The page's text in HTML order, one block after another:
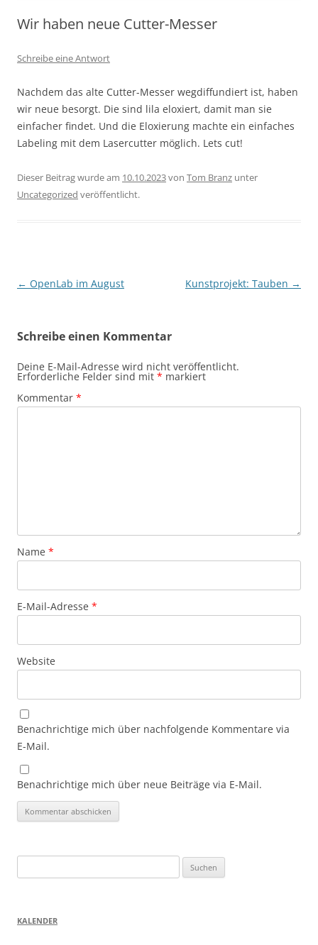
Wir haben neue Cutter-Messer
Schreibe eine Antwort
Nachdem das alte Cutter-Messer wegdiffundiert ist, haben
wir neue besorgt. Die sind lila eloxiert, damit man sie
einfacher findet. Und die Eloxierung machte ein einfaches
Labeling mit dem Lasercutter möglich. Lets cut!
Dieser Beitrag wurde am 10.10.2023von Tom Branz unter
Uncategorized veröffentlicht.
Beitragsnavigation
← OpenLab im August Kunstprojekt: Tauben →
Schreibe einen Kommentar
Deine E-Mail-Adresse wird nicht veröffentlicht.
Erforderliche Felder sind mit * markiert
Kommentar *
Name *
E-Mail-Adresse *
Website
Benachrichtige mich über nachfolgende Kommentare via
E-Mail.
Benachrichtige mich über neue Beiträge via E-Mail.
nach:
KALENDER